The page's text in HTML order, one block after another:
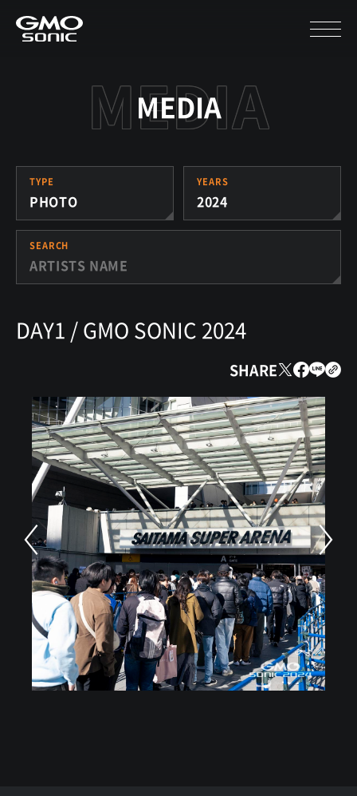
MEDIA
TYPE
PHOTO
YEARS
2024
SEARCH
DAY1 / GMO SONIC 2024
SHARE